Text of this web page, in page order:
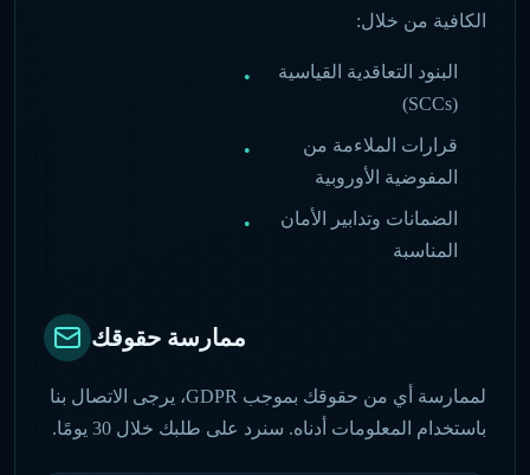
الكافية من خلال:
•
البنود التعاقدية القياسية
(SCCs)
•
قرارات الملاءمة من
المفوضية الأوروبية
•
الضمانات وتدابير الأمان
المناسبة
ممارسة حقوقك
لممارسة أي من حقوقك بموجب GDPR، يرجى الاتصال بنا
باستخدام المعلومات أدناه. سنرد على طلبك خلال 30 يومًا.